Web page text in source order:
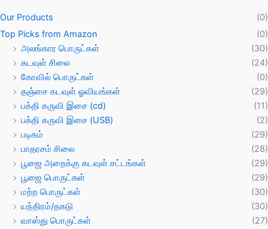
Our Products
(0)
Top Picks from Amazon
(0)
அலங்கார பொருட்கள்
(30)
கடவுள் சிலை
(24)
கோவில் பொருட்கள்
(0)
தஞ்சை கடவுள் ஓவியங்கள்
(29)
பக்தி கருவி இசை (cd)
(11)
பக்தி கருவி இசை (USB)
(2)
படிகம்
(29)
பாதரசம் சிலை
(28)
பூஜை அறைக்கு கடவுள் சட்டங்கள்
(29)
பூஜை பொருட்கள்
(29)
மற்ற பொருட்கள்
(30)
யந்திரம்/தகடு
(30)
வாஸ்து பொருட்கள்
(27)